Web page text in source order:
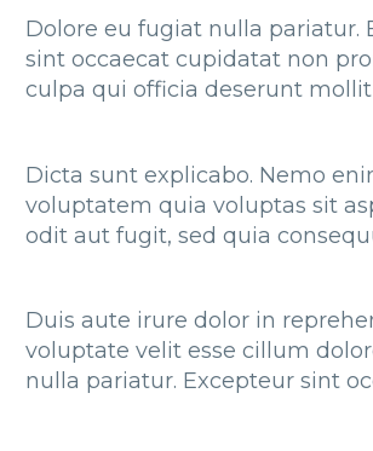
Dolore eu fugiat nulla pariatur.
sint occaecat cupidatat non
culpa qui officia deserunt
Dicta sunt explicabo. Nemo
voluptatem quia voluptas sit
odit aut fugit, sed quia
Duis aute irure dolor in
voluptate velit esse cillum
nulla pariatur. Excepteur sint